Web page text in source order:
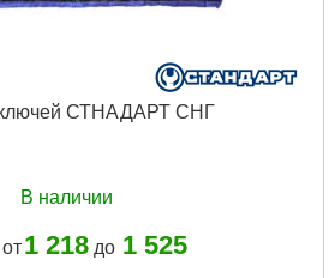
СТНАДАРТ СНГ
В наличии
1 218до 1 525